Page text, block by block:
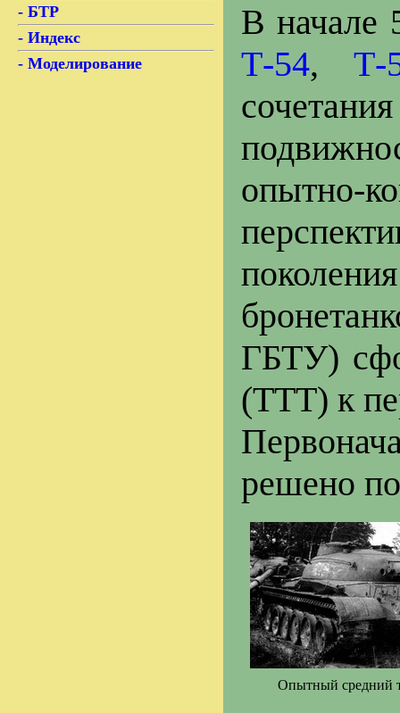
- БТР
- Индекс
- Моделирование
В начале
Т-54,Т-
ГБТУ)
(ТТТ) к
решено
Опытный средний